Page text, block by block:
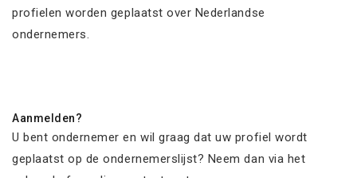
profielen worden geplaatst over Nederlandse
ondernemers.
Aanmelden?
U bent ondernemer en wil graag dat uw profiel wordt
geplaatst op de ondernemerslijst? Neem dan via het